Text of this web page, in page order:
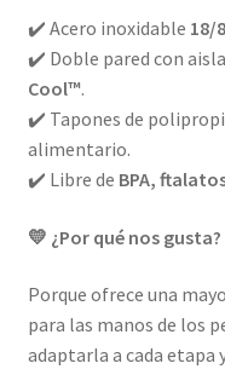
✔️ Acero inoxidable 18/8
✔️ Doble pared con
Cool™.
✔️ Tapones de
alimentario.
✔️ Libre de BPA,
💛 ¿Por qué nos gusta?
Porque ofrece una
para las manos de los
adaptarla a cada etapa